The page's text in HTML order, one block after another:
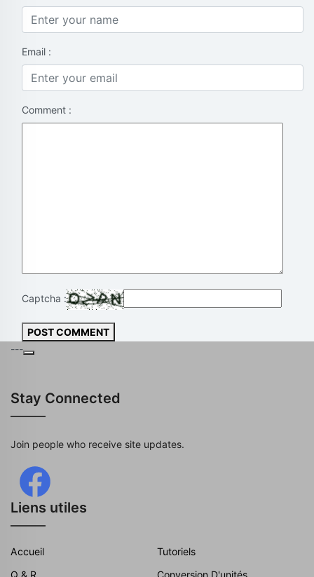
Email :
Comment :
Captcha :
POST COMMENT
---
Stay Connected
Join people who receive site updates.
Liens utiles
Accueil
Tutoriels
Q & R
Conversion D'unités